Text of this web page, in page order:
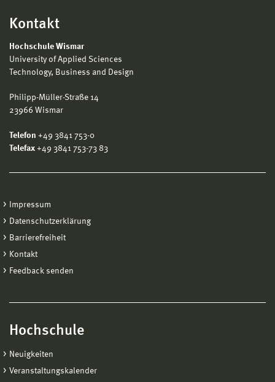
Kontakt
Hochschule Wismar
University of Applied Sciences
Technology, Business and Design
Philipp-Müller-Straße 14
23966 Wismar
Telefon +49 3841 753-0
Telefax +49 3841 753-73 83
Impressum
Datenschutzerklärung
Barrierefreiheit
Kontakt
Feedback senden
Hochschule
Neuigkeiten
Veranstaltungskalender